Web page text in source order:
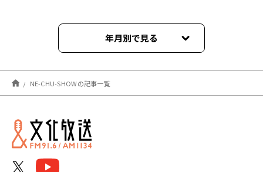
年月別で見る
2025年03月
2025年02月
2025年01月
NE-CHU-SHOWの記事一覧